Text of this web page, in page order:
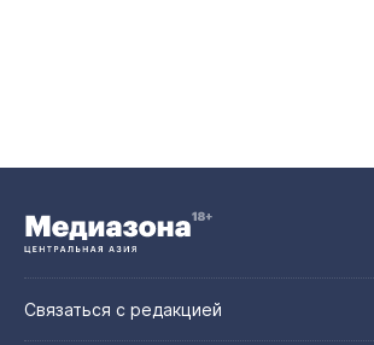
Связаться с редакцией